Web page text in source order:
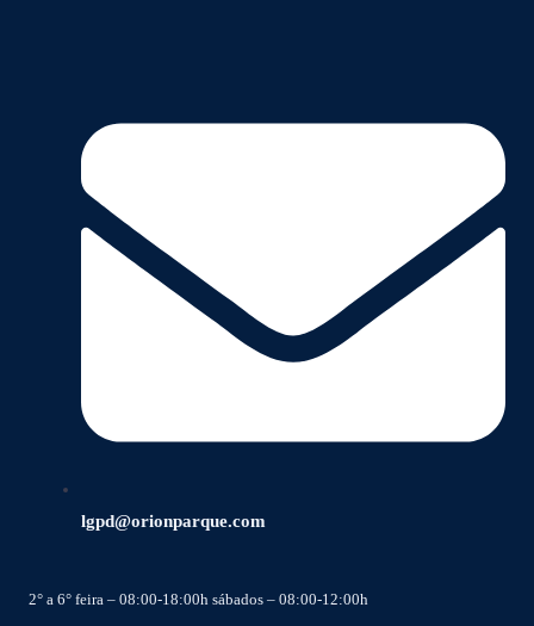
lgpd@orionparque.com
2° a 6° feira – 08:00-18:00h sábados – 08:00-12:00h